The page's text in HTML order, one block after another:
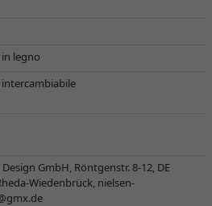
legno
intercambiabile
GmbH, Röntgenstr. 8-12, DE
Wiedenbrück, nielsen-